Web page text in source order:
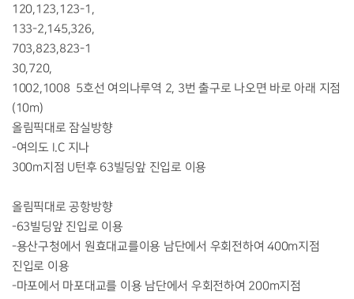
120,123,123-1,
133-2,145,326,
703,823,823-1
30,720,
1002,1008 5호선 여의나루역 2, 3번 출구로 나오면 바로 아래 지점
(10m)
올림픽대로 잠실방향
-여의도 I.C 지나
300m지점 U턴후 63빌딩앞 진입로 이용
올림픽대로 공항방향
-63빌딩앞 진입로 이용
-용산구청에서 원효대교를이용 남단에서 우회전하여 400m지점
진입로 이용
-마포에서 마포대교를 이용 남단에서 우회전하여 200m지점